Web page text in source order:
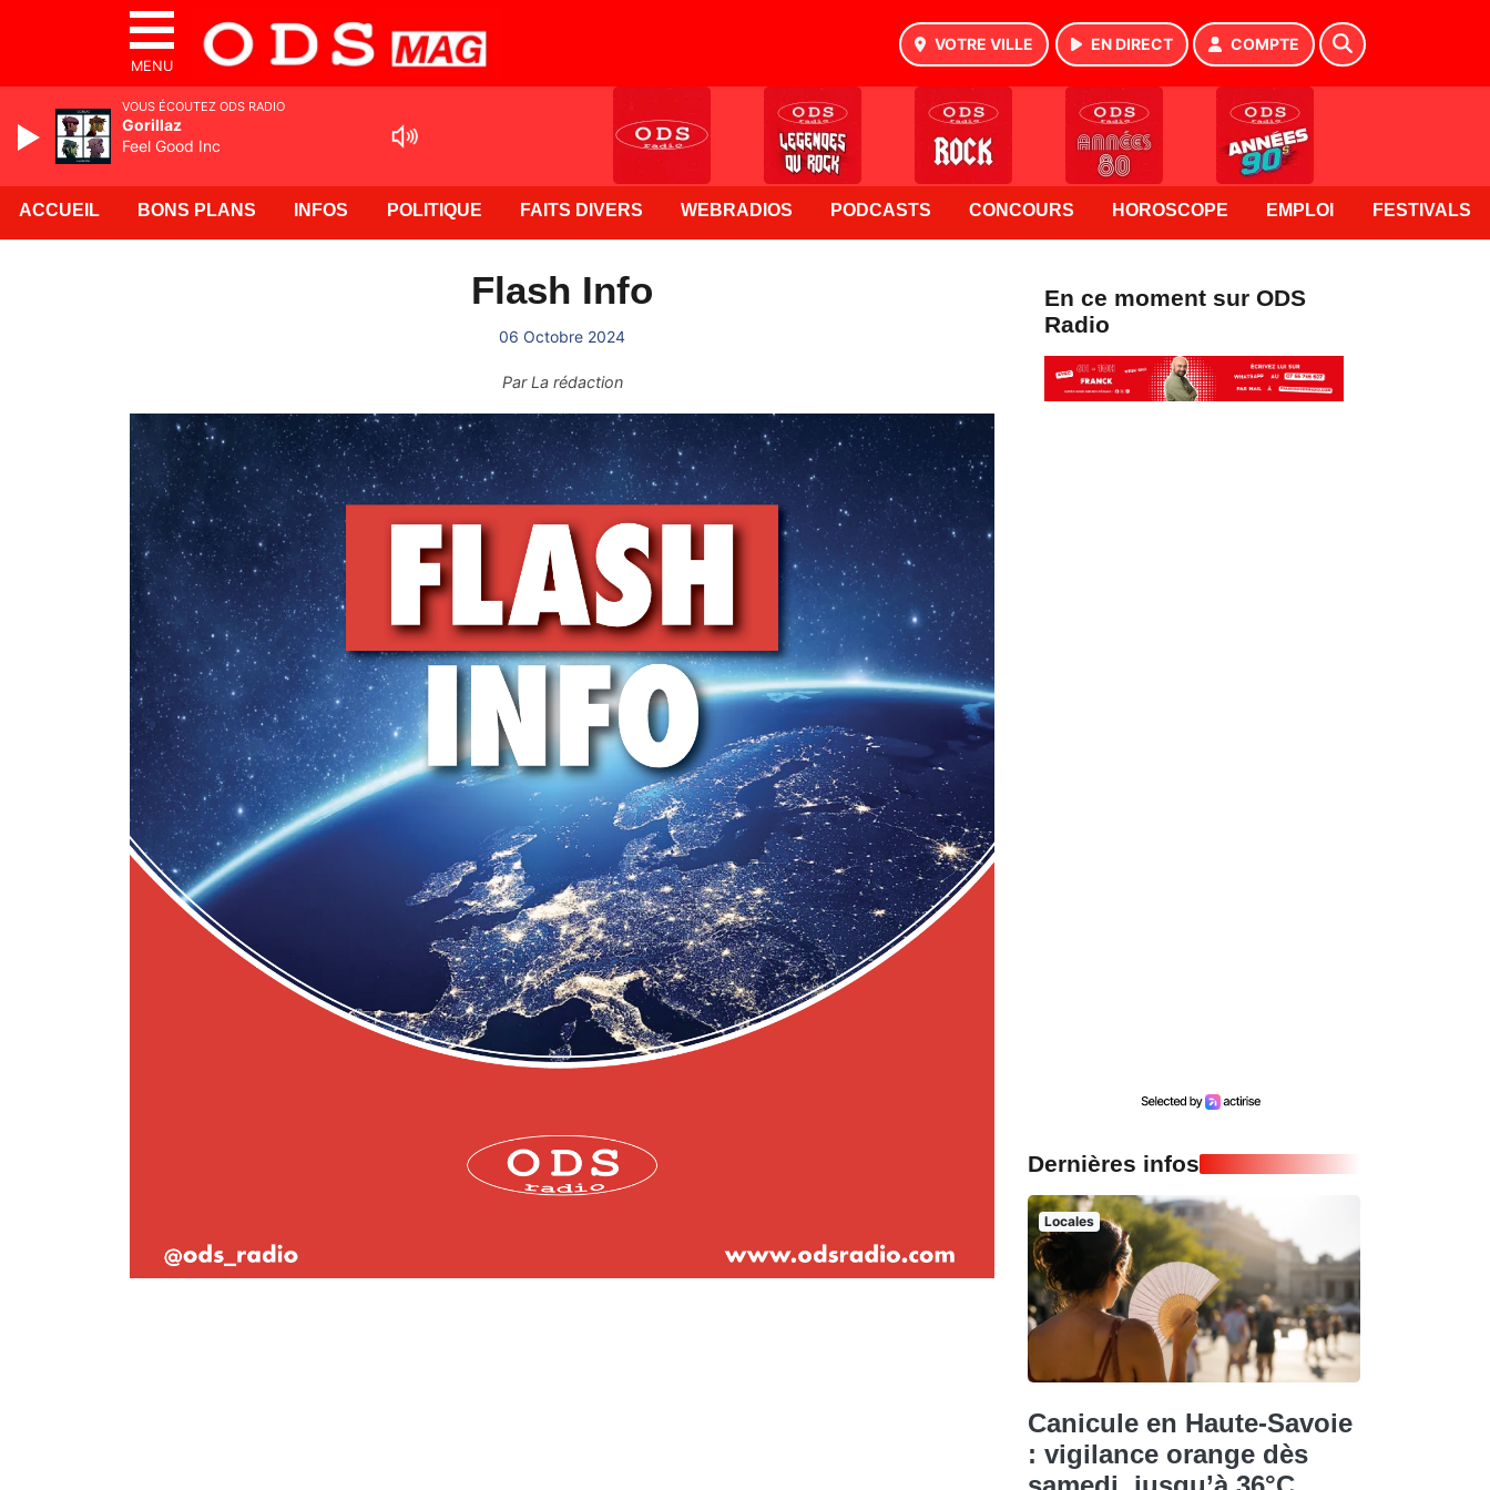
MENU
VOTRE VILLE EN DIRECT COMPTE
ACCUEIL BONS PLANS INFOS POLITIQUE FAITS DIVERS WEBRADIOS PODCASTS CONCOURS HOROSCOPE EMPLOI FESTIVALS
Flash Info
06 Octobre 2024
ParLa rédaction
En ce moment sur ODS
Radio
Dernières infos
Locales
Canicule en Haute-Savoie
: vigilance orange dès
VOUS ÉCOUTEZ ODS RADIO
Gorillaz
Feel Good Inc